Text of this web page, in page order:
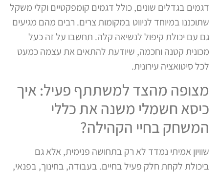
דגמים בגדלים שונים, כולל דגמים קומפקטיים וקלי משקל
שתוכננו במיוחד לניווט במקומות צרים. רבים מהם מגיעים
גם עם יכולת קיפול לנשיאה קלה. תחשבו על זה כעל
מכונית קטנה וחכמה, שיודעת להתאים את עצמה כמעט
לכל סיטואציה עירונית.
מצופה מהצד למשתתף פעיל: איך
כיסא חשמלי משנה את כללי
המשחק בחיי הקהילה?
שוויון אמיתי נמדד לא רק בתחושה פנימית, אלא גם
ביכולת לקחת חלק פעיל בחיים. בעבודה, בחינוך, בפנאי,